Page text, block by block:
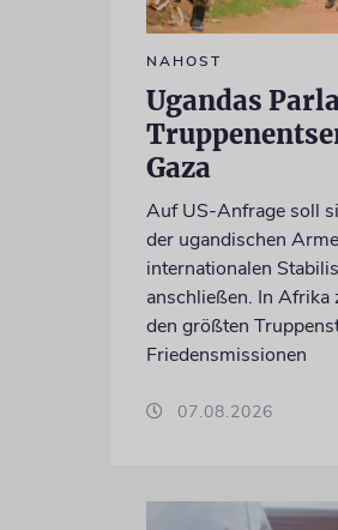
NAHOST
Ugandas
Gaza
Auf US-Anfrage soll
der ugandischen
internationalen
anschließen. In Afrika
den größten
Friedensmissionen
07.08.2026